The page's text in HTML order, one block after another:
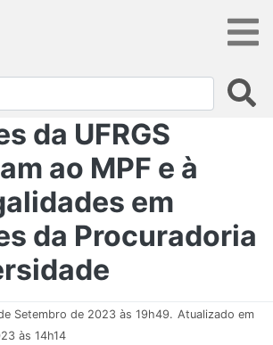
da UFRGS
ao MPF e à
em
da Procuradoria
Setembro de 2023 às 19h49. Atualizado em
às 14h14